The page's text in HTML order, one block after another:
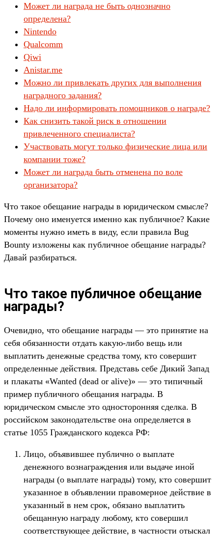
Может ли награда не быть однозначно
определена?
Nintendo
Qualcomm
Qiwi
Anistar.me
Можно ли привлекать других для выполнения
наградного задания?
Надо ли информировать помощников о награде?
Как снизить такой риск в отношении
привлеченного специалиста?
Участвовать могут только физические лица или
компании тоже?
Может ли награда быть отменена по воле
организатора?
Что такое обещание награды в юридическом смысле?
Почему оно именуется именно как публичное? Какие
моменты нужно иметь в виду, если правила Bug
Bounty изложены как публичное обещание награды?
Давай разбираться.
Что такое публичное обещание
награды?
Очевидно, что обещание награды — это принятие на
себя обязанности отдать какую-либо вещь или
выплатить денежные средства тому, кто совершит
определенные действия. Представь себе Дикий Запад
и плакаты «Wanted (dead or alive)» — это типичный
пример публичного обещания награды. В
юридическом смысле это односторонняя сделка. В
российском законодательстве она определяется в
статье 1055 Гражданского кодекса РФ:
Лицо, объявившее публично о выплате
денежного вознаграждения или выдаче иной
награды (о выплате награды) тому, кто совершит
указанное в объявлении правомерное действие в
указанный в нем срок, обязано выплатить
обещанную награду любому, кто совершил
соответствующее действие, в частности отыскал